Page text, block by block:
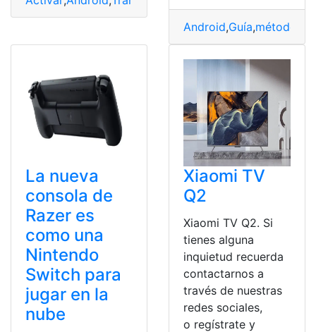
Android,Guía,método
La nueva
consola de
Razer es
como una
Nintendo
Switch para
jugar en la
nube
Xiaomi TV
Q2
Xiaomi TV Q2. Si
tienes alguna
inquietud recuerda
contactarnos a
través de nuestras
redes sociales,
o regístrate y